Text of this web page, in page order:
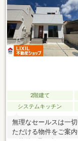
2階建て
システムキッチン
無理なセールスは一
ただける物件をご案